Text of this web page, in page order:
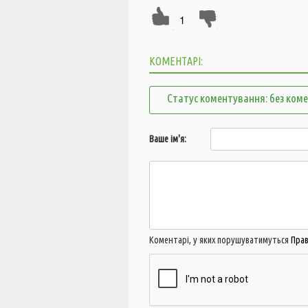
1
КОМЕНТАРІ:
Статус коментування: без
Ваше ім'я:
Коментарі, у яких порушуватимуться